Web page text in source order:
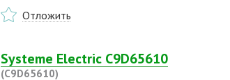
Отложить
Systeme Electric C9D65610
(C9D65610)